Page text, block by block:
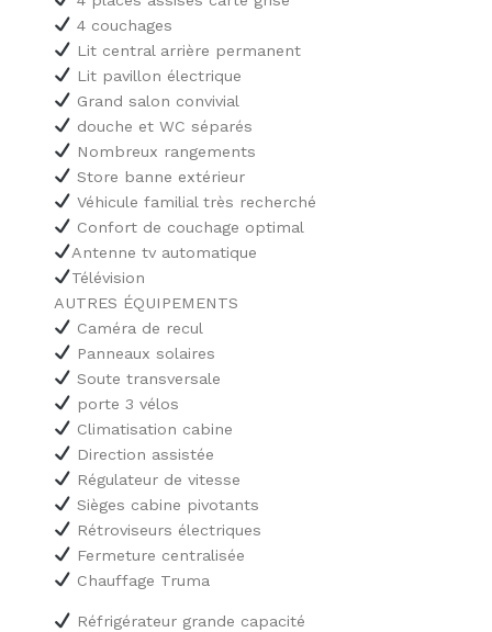
4 couchages
Lit central arrière permanent
Lit pavillon électrique
Grand salon convivial
douche et WC séparés
Nombreux rangements
Store banne extérieur
Véhicule familial très recherché
Confort de couchage optimal
Antenne tv automatique
Télévision
AUTRES ÉQUIPEMENTS
Caméra de recul
Panneaux solaires
Soute transversale
porte 3 vélos
Climatisation cabine
Direction assistée
Régulateur de vitesse
Sièges cabine pivotants
Rétroviseurs électriques
Fermeture centralisée
Chauffage Truma
Réfrigérateur grande capacité